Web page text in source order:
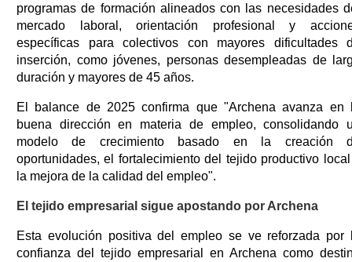
programas de formación alineados con las necesidades
mercado laboral, orientación profesional y
específicas para colectivos con mayores dificultades
inserción, como jóvenes, personas desempleadas de
duración y mayores de 45 años.
El balance de 2025 confirma que "Archena avanza en
buena dirección en materia de empleo, consolidando
modelo de crecimiento basado en la creación
oportunidades, el fortalecimiento del tejido productivo
la mejora de la calidad del empleo".
El tejido empresarial sigue apostando por Archena
Esta evolución positiva del empleo se ve reforzada por
confianza del tejido empresarial en Archena como